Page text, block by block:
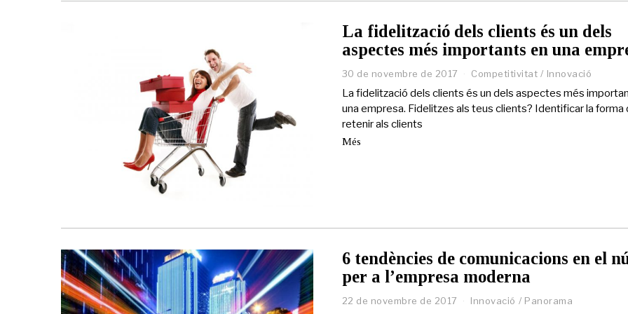
2
1
La fidelització dels clients és un dels
aspectes més importants en una
30 de novembre de 2017
2
d
e
2
Competitivitat / Innovació
La fidelització dels clients és un dels aspectes més
una empresa. Fidelitzes als teus clients? Identificar la forma
retenir als clients
Més
6 tendències de comunicacions en el
per a l’empresa moderna
22 de novembre de 2017
2
Innovació / Panorama